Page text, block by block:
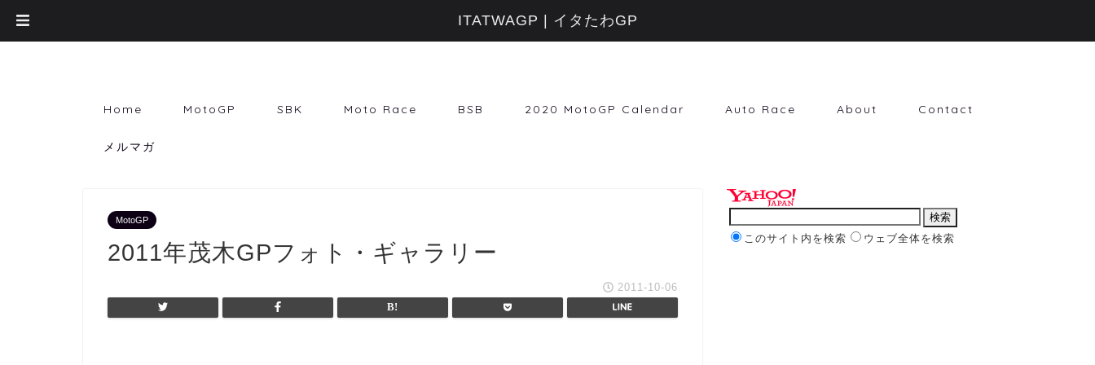
Home MotoGP SBK Moto Race BSB 2020 MotoGP Calendar Auto Race About Contact
メルマガ
MotoGP
2011年茂木GPフォト・ギャラリー
2011-10-06
このサイト内を検索 ウェブ全体を検索
ITATWAGP | イタたわGP